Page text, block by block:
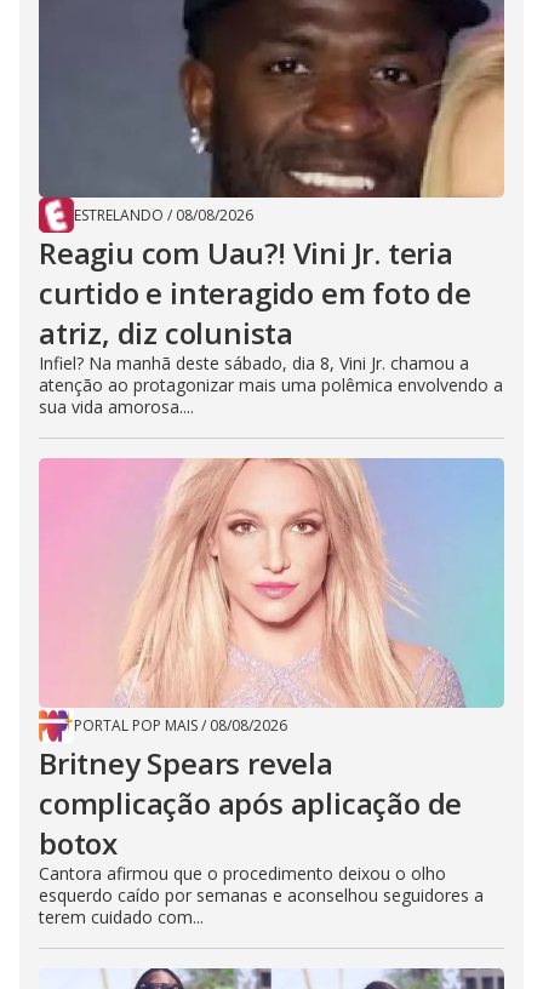
ESTRELANDO / 08/08/2026
Reagiu com Uau?! Vini Jr. teria
curtido e interagido em foto de
atriz, diz colunista
Infiel? Na manhã deste sábado, dia 8, Vini Jr. chamou a
atenção ao protagonizar mais uma polêmica envolvendo a
sua vida amorosa....
PORTAL POP MAIS/ 08/08/2026
Britney Spears revela
complicação após aplicação de
botox
Cantora afirmou que o procedimento deixou o olho
esquerdo caído por semanas e aconselhou seguidores a
terem cuidado com...